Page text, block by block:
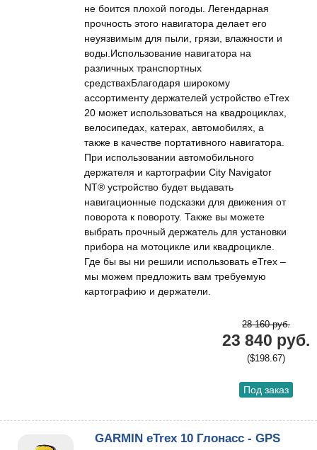
не боится плохой погоды. Легендарная
прочность этого навигатора делает его
неуязвимым для пыли, грязи, влажности и
воды.Использование навигатора на
различных транспортных
средствахБлагодаря широкому
ассортименту держателей устройство eTrex
20 может использоваться на квадроциклах,
велосипедах, катерах, автомобилях, а
также в качестве портативного навигатора.
При использовании автомобильного
держателя и картографии City Navigator
NT® устройство будет выдавать
навигационные подсказки для движения от
поворота к повороту. Также вы можете
выбрать прочный держатель для установки
прибора на мотоцикле или квадроцикле.
Где бы вы ни решили использовать eTrex –
мы можем предложить вам требуемую
картографию и держатели.
28 160 руб.
23 840 руб.
($198.67)
Под заказ
GARMIN eTrex 10 Глонасс - GPS